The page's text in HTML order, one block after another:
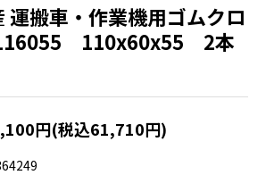
運搬車・作業機用ゴムクロ
110x60x55 2本
円(税込61,710円)